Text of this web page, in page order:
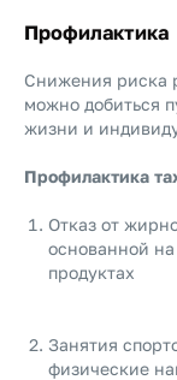
Профилактика
Снижения риска
можно добиться
жизни и
Профилактика
Отказ от
основанной
продуктах
Занятия
физические